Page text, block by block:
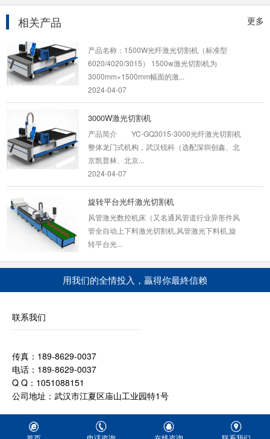
更多
相关产品
6020/4020/3015） 1500w激光切割机为
3000mm×1500mm幅面的激...
2024-04-07
3000W激光切割机
产品简介 YC-GQ3015-3000光纤激光切割机
整体龙门式机构，武汉锐科（选配深圳创鑫、北
京凯普林、北京...
2024-04-07
旋转平台光纤激光切割机
风管激光数控机床（又名通风管道行业异形件风
管全自动上下料激光切割机,风管激光下料机,旋
转平台光...
2022-02-17
12000w光纤激光切割机
产品简介 12000W光纤激光切割机是光纤激
2024-04-07
2000W光纤激光切割机
产品名称：2000W光纤激光切割机 光纤2000W
机驱动。配备...
2024-04-07
用我们的全情投入，贏得你最終信赖
联系我们
传真：189-8629-0037
电话：189-8629-0037
Q Q：1051088151
公司地址：武汉市江夏区庙山工业园特1号